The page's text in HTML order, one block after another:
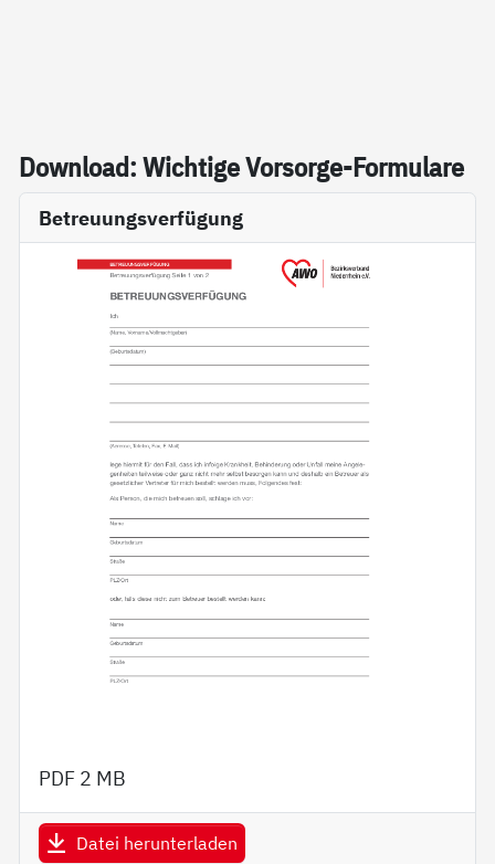
Down­load: Wich­ti­ge Vor­sor­ge-For­mu­la­re
Betreuungsverfügung
PDF 2 MB
Datei herunterladen